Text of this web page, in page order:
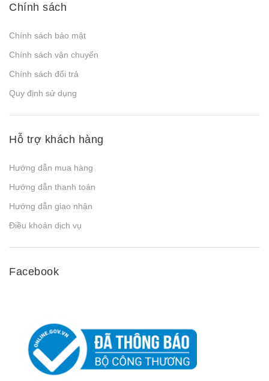
Chính sách
Chính sách bảo mật
Chính sách vận chuyển
Chính sách đổi trả
Quy định sử dụng
Hỗ trợ khách hàng
Hướng dẫn mua hàng
Hướng dẫn thanh toán
Hướng dẫn giao nhận
Điều khoản dịch vụ
Facebook